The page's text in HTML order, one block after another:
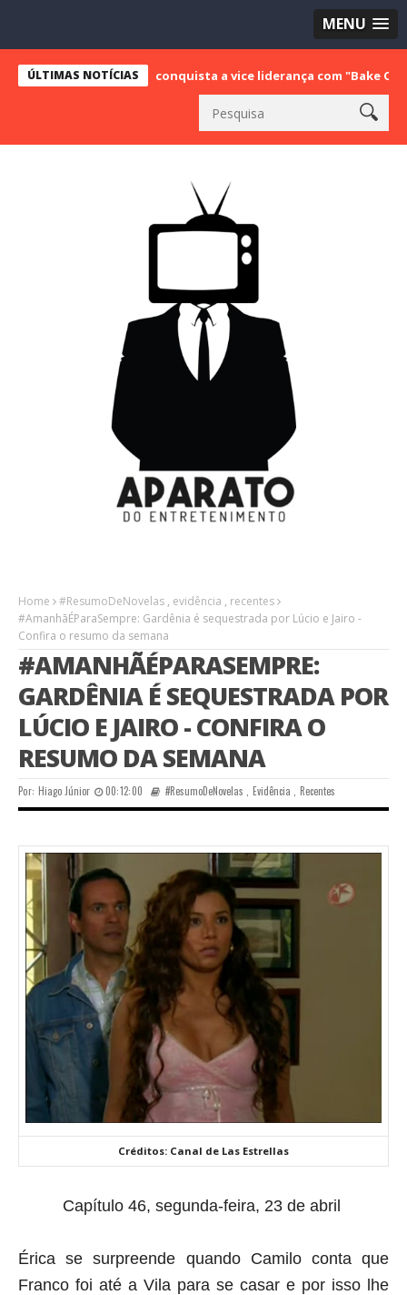
MENU
ÚLTIMAS NOTÍCIAS
SBT conquista a vice liderança com "Bake Off Brasil" e
Home #ResumoDeNovelas , evidência , recentes
#AmanhãÉParaSempre: Gardênia é sequestrada por Lúcio e Jairo -
Confira o resumo da semana
#AMANHÃÉPARASEMPRE:
GARDÊNIA É SEQUESTRADA POR
LÚCIO E JAIRO - CONFIRA O
RESUMO DA SEMANA
Por: Hiago Júnior 00:12:00 #ResumoDeNovelas ,Evidência Recentes
Créditos: Canal de Las Estrellas
Capítulo 46, segunda-feira, 23 de abril
Érica se surpreende quando Camilo conta que
Franco foi até a Vila para se casar e por isso lhe